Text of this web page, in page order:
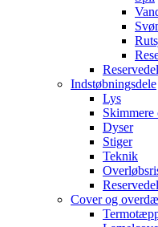
Indstøbningsdele
Lys
Dyser
Stiger
Teknik
Cover og